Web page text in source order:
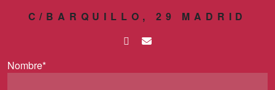
C/BARQUILLO, 29 MADRID
Nombre*